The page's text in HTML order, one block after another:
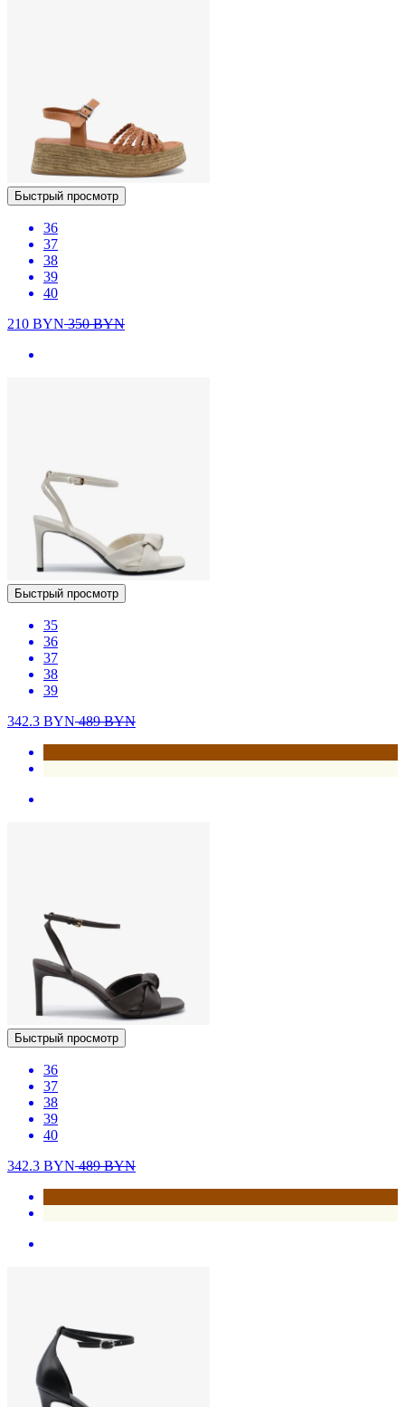
Быстрый просмотр
36
37
38
39
40
210 BYN350BYN
Быстрый просмотр
35
36
37
38
39
342.3 BYN489BYN
Быстрый просмотр
36
37
38
39
40
342.3 BYN489BYN